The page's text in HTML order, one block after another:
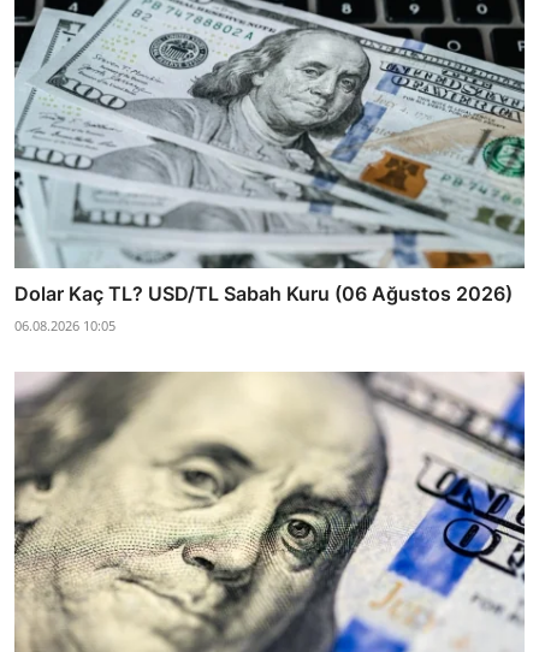
Dolar Kaç TL? USD/TL Sabah Kuru (06 Ağustos 2026)
06.08.2026 10:05